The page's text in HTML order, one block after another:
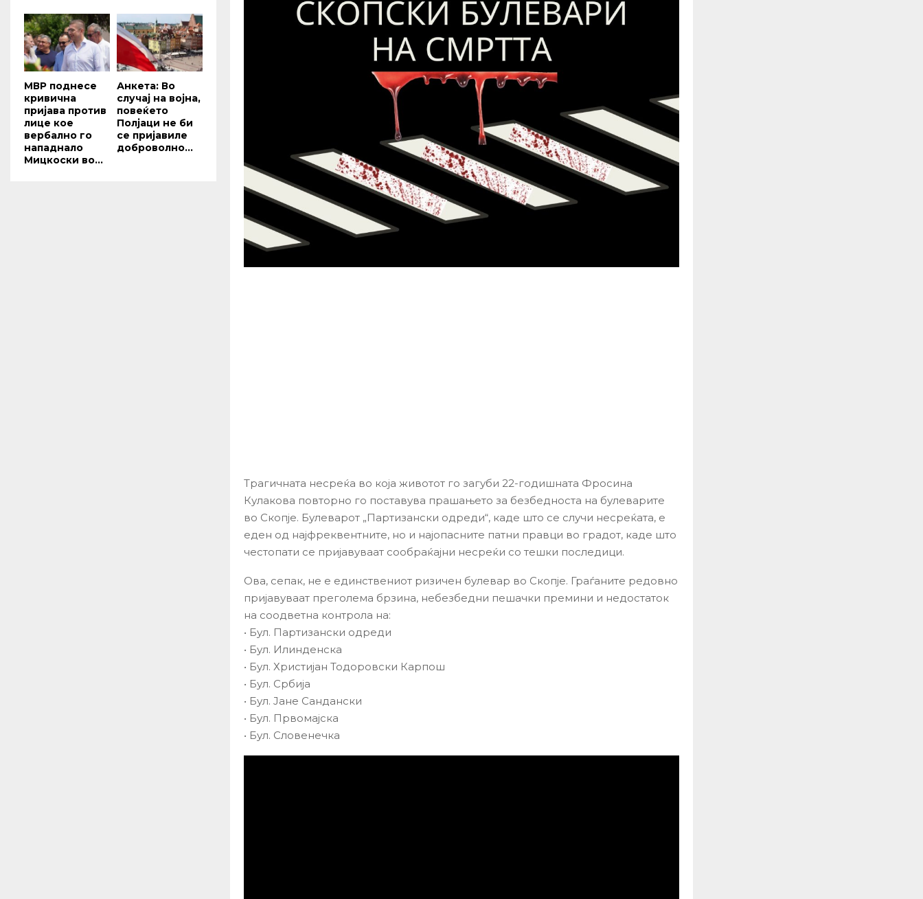
Трагичната несреќа во која животот го загуби 22-годишната Фросина
Кулакова повторно го поставува прашањето за безбедноста на булеварите
во Скопје. Булеварот „Партизански одреди“, каде што се случи несреќата, е
еден од најфреквентните, но и најопасните патни правци во градот, каде што
честопати се пријавуваат сообраќајни несреќи со тешки последици.
Ова, сепак, не е единствениот ризичен булевар во Скопје. Граѓаните редовно
пријавуваат преголема брзина, небезбедни пешачки премини и недостаток
на соодветна контрола на:
• Бул. Партизански одреди
• Бул. Илинденска
• Бул. Христијан Тодоровски Карпош
• Бул. Србија
• Бул. Јане Сандански
• Бул. Првомајска
• Бул. Словенечка
МВР поднесе
кривична
пријава против
лице кое
вербално го
нападнало
Мицкоски во...
Анкета: Во
случај на војна,
повеќето
Полјаци не би
се пријавиле
доброволно...